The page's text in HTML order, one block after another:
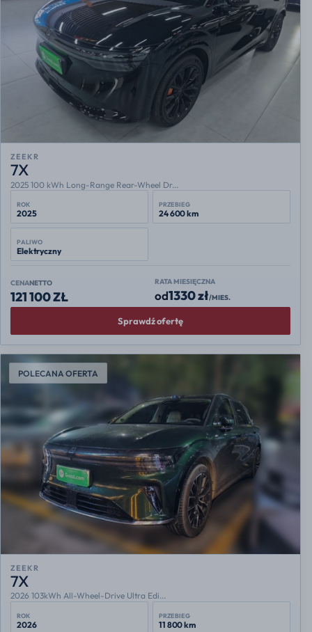
ZEEKR
7X
2025 100 kWh Long-Range Rear-Wheel Dr...
ROK
2025
PRZEBIEG
24 600 km
PALIWO
Elektryczny
CENANETTO
121 100 ZŁ
RATA MIESIĘCZNA
od1330 zł/MIES.
Sprawdź ofertę
POLECANA OFERTA
ZEEKR
7X
2026 103kWh All-Wheel-Drive Ultra Edi...
ROK
2026
PRZEBIEG
11 800 km